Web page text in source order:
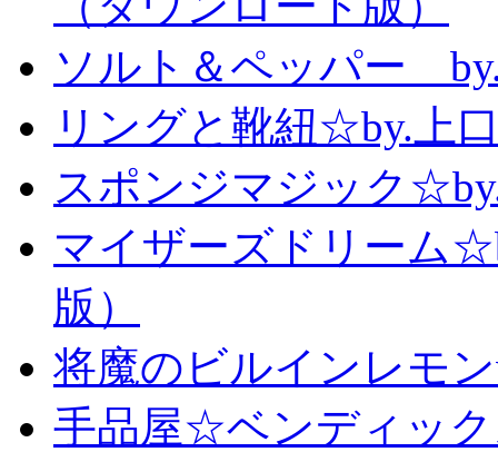
ソルト＆ペッパー
リングと靴紐☆by.上
スポンジマジック
マイザーズドリーム
版）
将魔のビルインレモ
手品屋☆ベンディッ